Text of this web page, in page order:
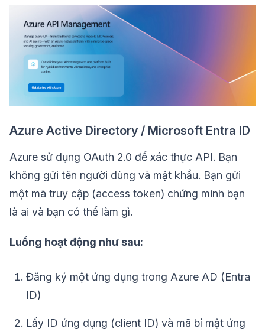
Azure Active Directory / Microsoft Entra ID
Azure sử dụng OAuth 2.0 để xác thực API. Bạn
không gửi tên người dùng và mật khẩu. Bạn gửi
một mã truy cập (access token) chứng minh bạn
là ai và bạn có thể làm gì.
Luồng hoạt động như sau:
Đăng ký một ứng dụng trong Azure AD (Entra
ID)
Lấy ID ứng dụng (client ID) và mã bí mật ứng